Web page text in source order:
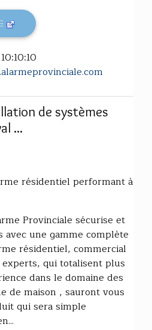
de systèmes
...
résidentiel performant à
Provinciale sécurise et
avec une gamme complète
résidentiel, commercial
qui totalisent plus
dans le domaine des
de maison , sauront vous
qui sera simple